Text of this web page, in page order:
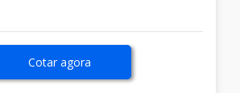
Cotar agora